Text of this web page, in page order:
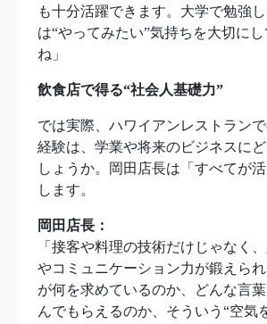
も十分活躍できます。大学で勉強
は“やってみたい”気持ちを大切に
ね」
飲食店で得る“社会人基礎力”
では実際、ハワイアンレストラン
経験は、学業や将来のビジネスに
しょうか。岡田店長は「すべてが
します。
岡田店長：
「接客や料理の技術だけじゃなく
やコミュニケーション力が鍛えら
が何を求めているのか、どんな言
んでもらえるのか、そういう“空気